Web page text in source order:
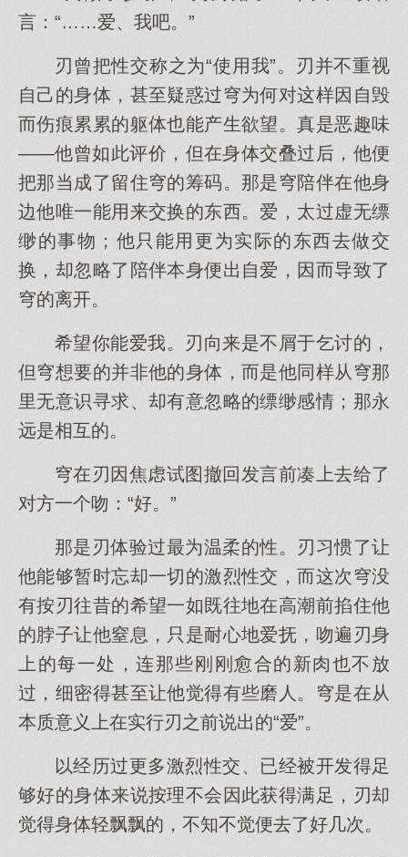
言：“……爱、我吧。”
刃曾把性交称之为“使用我”。刃并不重视
自己的身体，甚至疑惑过穹为何对这样因自毁
而伤痕累累的躯体也能产生欲望。真是恶趣味
——他曾如此评价，但在身体交叠过后，他便
把那当成了留住穹的筹码。那是穹陪伴在他身
边他唯一能用来交换的东西。爱，太过虚无缥
缈的事物；他只能用更为实际的东西去做交
换，却忽略了陪伴本身便出自爱，因而导致了
穹的离开。
希望你能爱我。刃向来是不屑于乞讨的，
但穹想要的并非他的身体，而是他同样从穹那
里无意识寻求、却有意忽略的缥缈感情；那永
远是相互的。
穹在刃因焦虑试图撤回发言前凑上去给了
对方一个吻：“好。”
那是刃体验过最为温柔的性。刃习惯了让
他能够暂时忘却一切的激烈性交，而这次穹没
有按刃往昔的希望一如既往地在高潮前掐住他
的脖子让他窒息，只是耐心地爱抚，吻遍刃身
上的每一处，连那些刚刚愈合的新肉也不放
过，细密得甚至让他觉得有些磨人。穹是在从
本质意义上在实行刃之前说出的“爱”。
以经历过更多激烈性交、已经被开发得足
够好的身体来说按理不会因此获得满足，刃却
觉得身体轻飘飘的，不知不觉便去了好几次。